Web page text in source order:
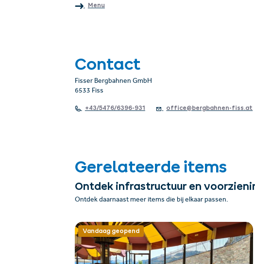
Menu
Contact
Fisser Bergbahnen GmbH
6533 Fiss
+43/5476/6396-931 office@bergbahnen-fiss.at
Gerelateerde items
Ontdek infrastructuur en
Ontdek daarnaast meer items die bij elkaar passen.
Vandaag geopend